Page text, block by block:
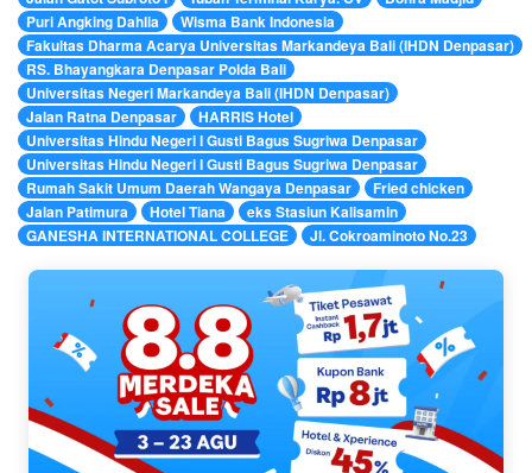
Puri Angking Dahlia
Wisma Bank Indonesia
Fakultas Dharma Acarya Universitas Markandeya Bali (IHDN Denpasar)
RS. Bhayangkara Denpasar Polda Bali
Universitas Negeri Markandeya Bali (IHDN Denpasar)
Jalan Ratna Denpasar
HARRIS Hotel
Universitas Hindu Negeri I Gusti Bagus Sugriwa Denpasar
Universitas Hindu Negeri I Gusti Bagus Sugriwa Denpasar
Rumah Sakit Umum Daerah Wangaya Denpasar
Fried chicken
Jalan Patimura
Hotel Tiana
eks Stasiun Kalisamin
GANESHA INTERNATIONAL COLLEGE
Jl. Cokroaminoto No.23